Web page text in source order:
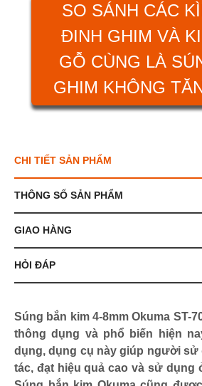
SO SÁNH CÁC
ĐINH GHIM VÀ
GỖ CÙNG LÀ
GHIM KHÔNG
CHI TIẾT SẢN PHẨM
THÔNG SỐ SẢN PHẨM
GIAO HÀNG
HỎI ĐÁP
Súng bắn kim 4-8mm Okuma ST-
thông dụng và phổ biến hiện
dụng, dụng cụ này giúp người sử
tác, đạt hiệu quả cao và sử dụng